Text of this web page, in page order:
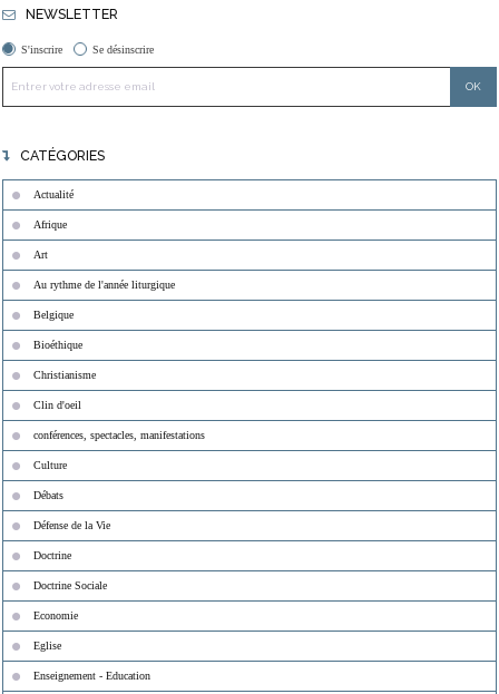
NEWSLETTER
S'inscrire Se désinscrire
CATÉGORIES
Actualité
Afrique
Art
Au rythme de l'année liturgique
Belgique
Bioéthique
Christianisme
Clin d'oeil
conférences, spectacles, manifestations
Culture
Débats
Défense de la Vie
Doctrine
Doctrine Sociale
Economie
Eglise
Enseignement - Education